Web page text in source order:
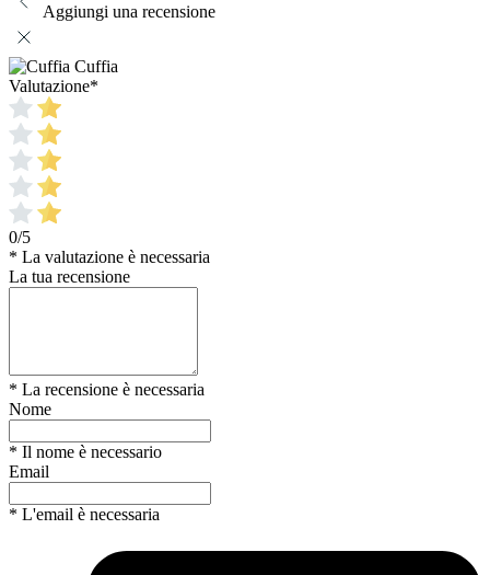
Aggiungi una recensione
Cuffia
Valutazione*
0/5
* La valutazione è necessaria
La tua recensione
* La recensione è necessaria
Nome
* Il nome è necessario
Email
* L'email è necessaria